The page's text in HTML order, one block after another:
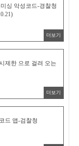
싱 악성코드-경찰청
더보기
제한 으로 걸려 오는
더보기
드 앱-검찰청